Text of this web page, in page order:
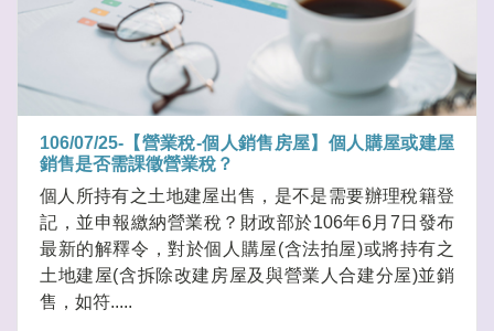
106/07/25-【營業稅-個人銷售房屋】個人購屋或建屋
銷售是否需課徵營業稅？
個人所持有之土地建屋出售，是不是需要辦理稅籍登
記，並申報繳納營業稅？財政部於106年6月7日發布
最新的解釋令，對於個人購屋(含法拍屋)或將持有之
土地建屋(含拆除改建房屋及與營業人合建分屋)並銷
售，如符.....